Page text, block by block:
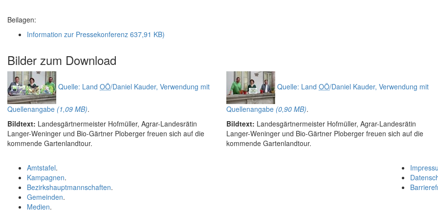
Beilagen:
Information zur Pressekonferenz 637,91 KB)
Bilder zum Download
Quelle: Land OÖ/Daniel Kauder, Verwendung mit
Quellenangabe (1,09 MB).
Bildtext: Landesgärtnermeister Hofmüller, Agrar-Landesrätin
Langer-Weninger und Bio-Gärtner Ploberger freuen sich auf die
kommende Gartenlandtour.
Quelle: Land OÖ/Daniel Kauder, Verwendung mit
Quellenangabe (0,90 MB).
Bildtext: Landesgärtnermeister Hofmüller, Agrar-Landesrätin
Langer-Weninger und Bio-Gärtner Ploberger freuen sich auf die
kommende Gartenlandtour.
Amtstafel.
Kampagnen.
Bezirkshauptmannschaften.
Gemeinden.
Medien.